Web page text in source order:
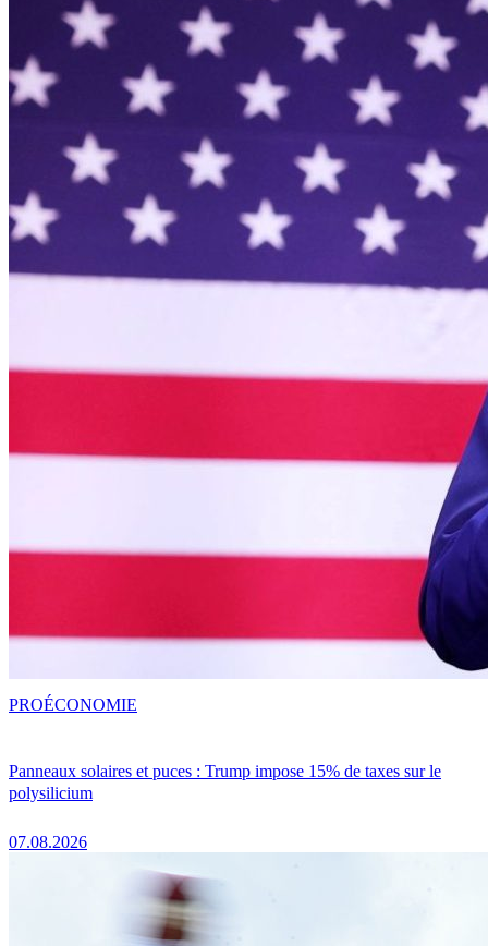
Panneaux solaires et puces : Trump impose 15% de taxes sur le
polysilicium
07.08.2026
PROÉCONOMIE